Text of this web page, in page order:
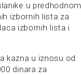
u predhodnom
izbornih lista za
izbornih lista i
kazna u iznosu od
dinara za